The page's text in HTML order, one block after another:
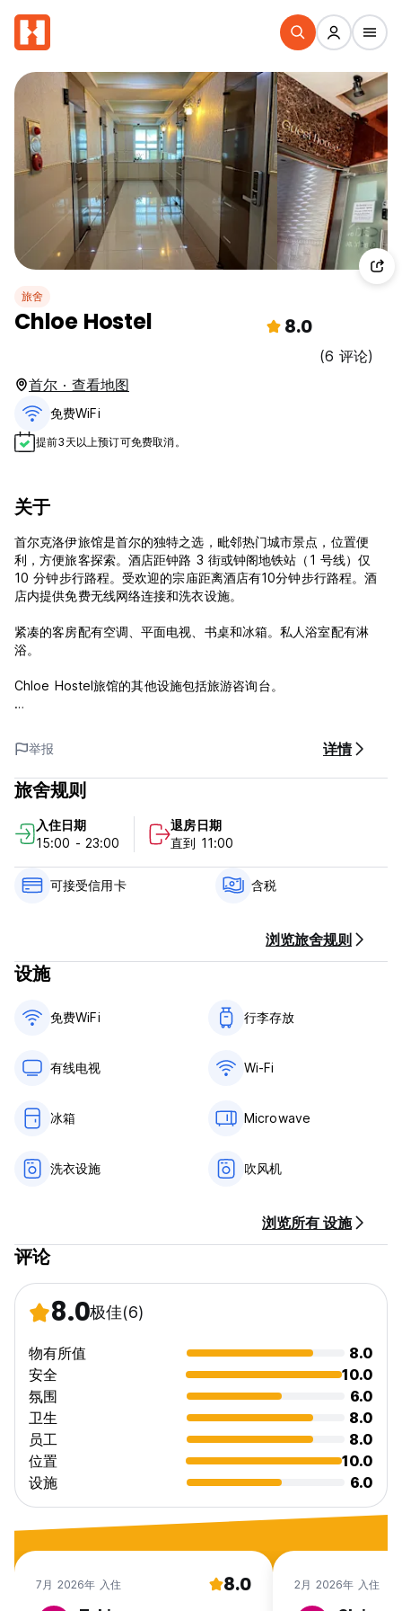
旅舍
Chloe Hostel 8.0
(6 评论)
首尔 · 查看地图
免费WiFi
提前3天以上预订可免费取消。
关于
首尔克洛伊旅馆是首尔的独特之选，毗邻热门城市景点，位置便
利，方便旅客探索。酒店距钟路 3 街或钟阁地铁站（1 号线）仅
10 分钟步行路程。受欢迎的宗庙距离酒店有10分钟步行路程。酒
店内提供免费无线网络连接和洗衣设施。
紧凑的客房配有空调、平面电视、书桌和冰箱。私人浴室配有淋
浴。
Chloe Hostel旅馆的其他设施包括旅游咨询台。
识来自世界各地的许多人。
***物业政策：
2. 退房时间：上午09:00至上午11:00
3. 取消政策：
- 提前2天通知可免费取消
- 提前 1 天通知将收取总金额的 50% 作为延迟取消费
7. 没有宵禁
9. 儿童政策：欢迎儿童
10. 不允许携带宠物。
from original language)
举报 详情
旅舍规则
入住日期
15:00 - 23:00
退房日期
直到 11:00
可接受信用卡 含税
浏览旅舍规则
设施
免费WiFi 行李存放
有线电视 Wi-Fi
冰箱 Microwave
洗衣设施 吹风机
浏览所有 设施
评论
8.0极佳(6)
物有所值
8.0
安全
10.0
氛围
6.0
卫生
8.0
员工
8.0
位置
10.0
设施
6.0
7月 2026年 入住 8.0 2月 2026年 入住